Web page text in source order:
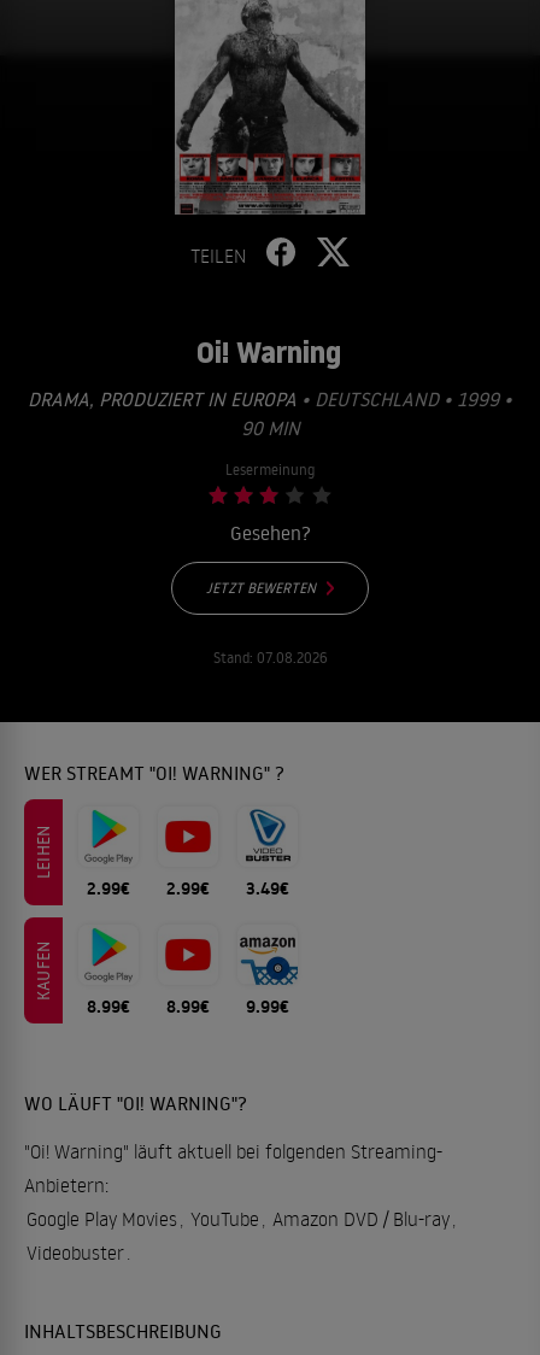
TEILEN
Oi! Warning
DRAMA, PRODUZIERT IN EUROPA • DEUTSCHLAND • 1999 •
90 MIN
Lesermeinung
Gesehen?
JETZT BEWERTEN
Stand: 07.08.2026
WER STREAMT "OI! WARNING" ?
LEIHEN
2.99€ 2.99€ 3.49€
KAUFEN
8.99€ 8.99€ 9.99€
WO LÄUFT "OI! WARNING"?
"Oi! Warning" läuft aktuell bei folgenden Streaming-
Anbietern:
Google Play Movies, YouTube , Amazon DVD / Blu-ray,
Videobuster.
INHALTSBESCHREIBUNG